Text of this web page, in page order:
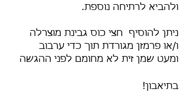
ולהביא לרתיחה נוספת.
ניתן להוסיף  חצי כוס גבינת מוצרלה
ו/או פרמזן מגורדת תוך כדי ערבוב
ומעט שמן זית לא מחומם לפני ההגשה
בתיאבון!